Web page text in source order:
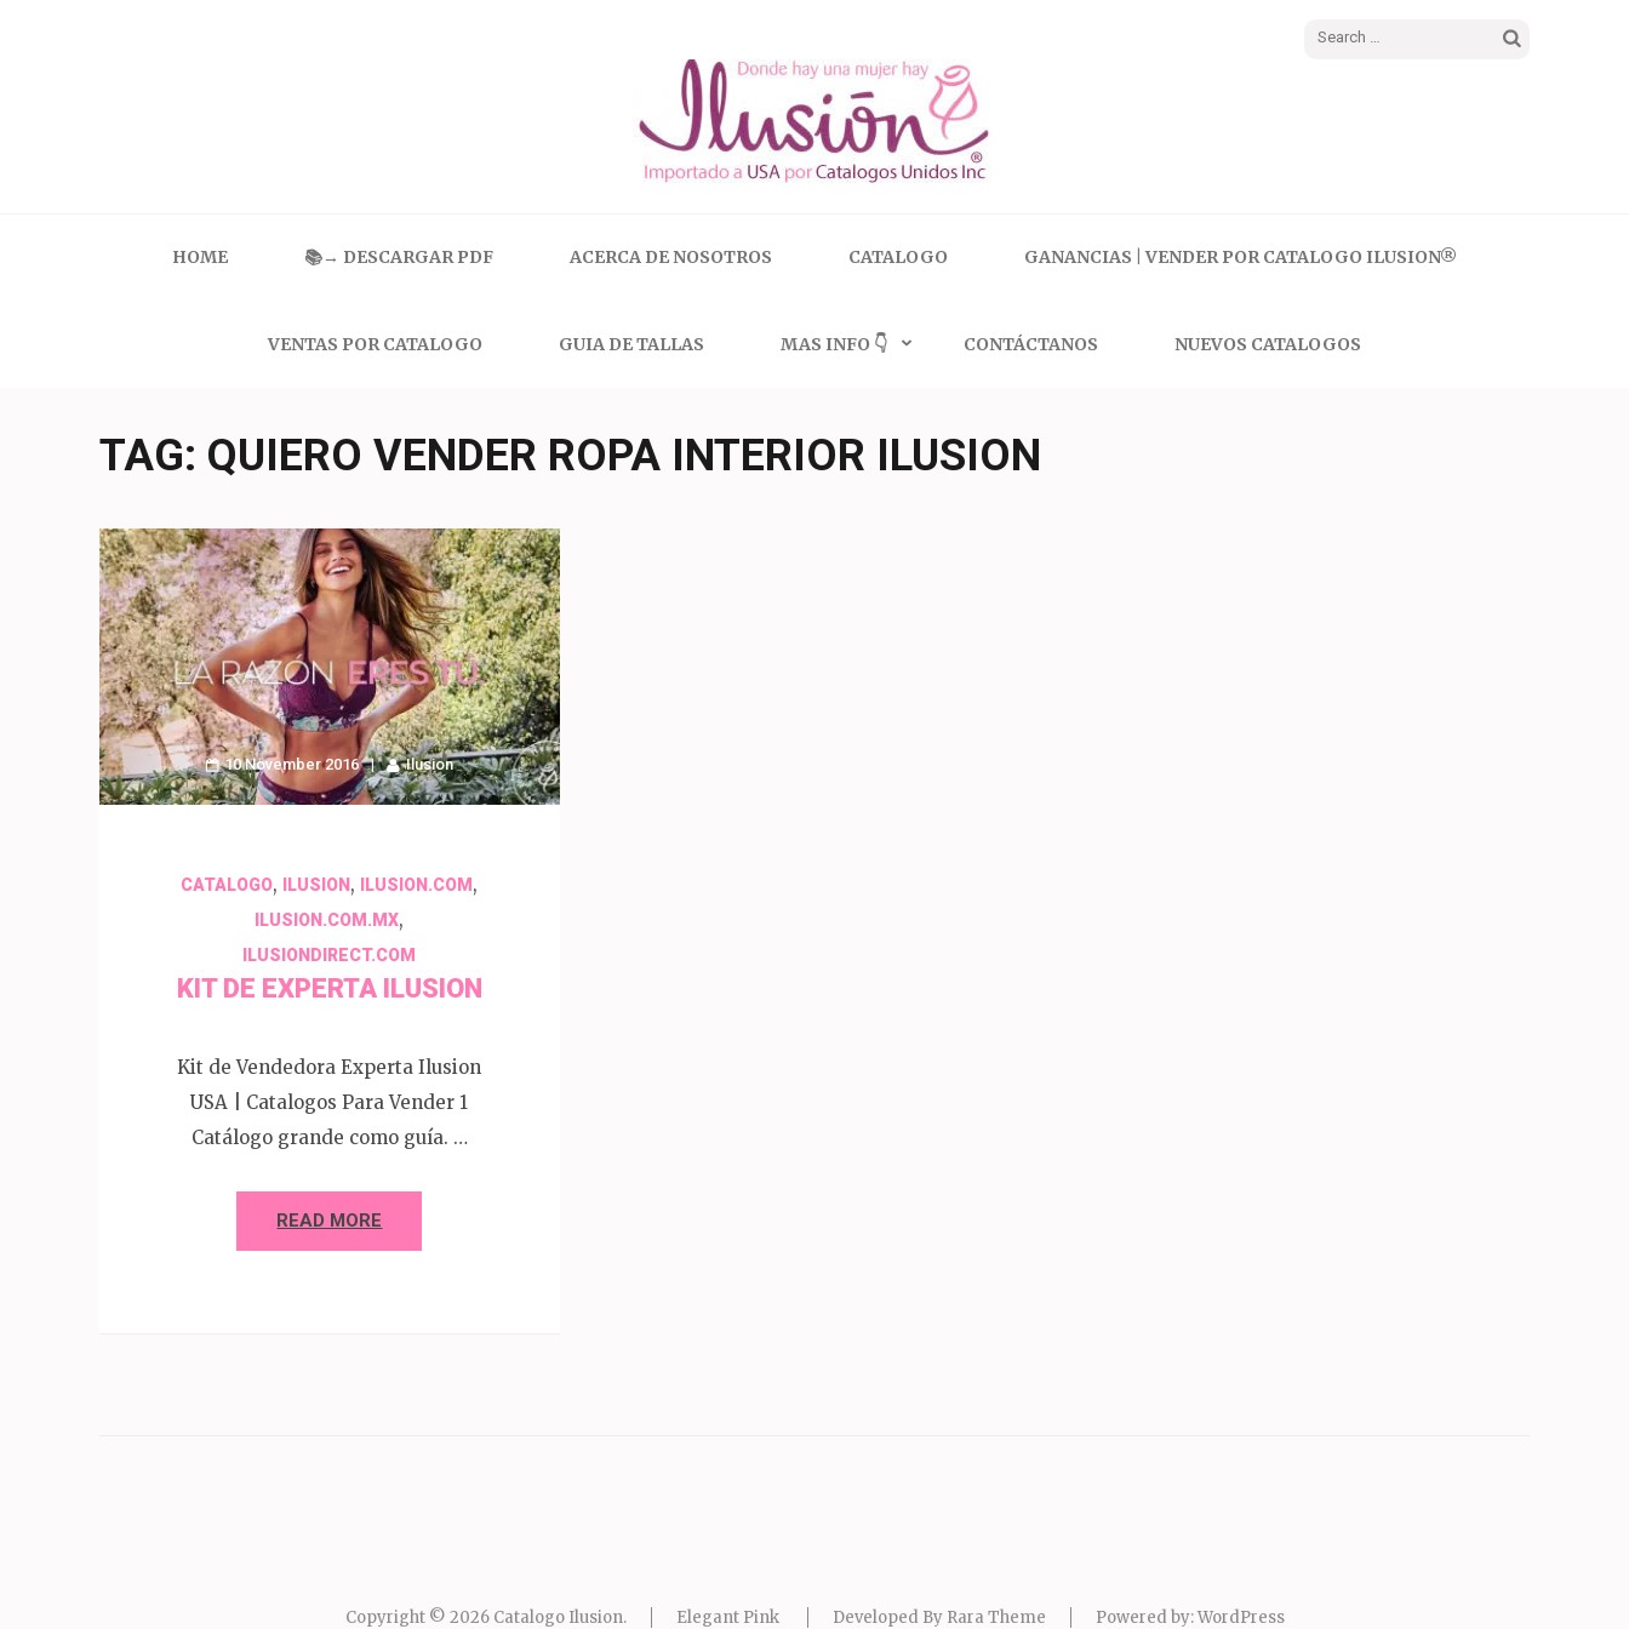
Search
HOME 📚→ DESCARGAR PDF ACERCA DE NOSOTROS CATALOGO GANANCIAS | VENDER POR CATALOGO ILUSION®
VENTAS POR CATALOGO GUIA DE TALLAS MAS INFO 👇 CONTÁCTANOS NUEVOS CATALOGOS
TAG: QUIERO VENDER ROPA INTERIOR ILUSION
10 November 2016 Ilusion
CATALOGO, ILUSION , ILUSION.COM ,
ILUSION.COM.MX,
ILUSIONDIRECT.COM
KIT DE EXPERTA ILUSION
Kit de Vendedora Experta Ilusion
USA | Catalogos Para Vender 1
Catálogo grande como guía. …
READ MORE
Copyright © 2026 Catalogo Ilusion. Elegant Pink Developed By Rara Theme Powered by:WordPress